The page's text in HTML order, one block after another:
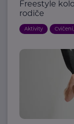
Freestyle
rodiče
Aktivity